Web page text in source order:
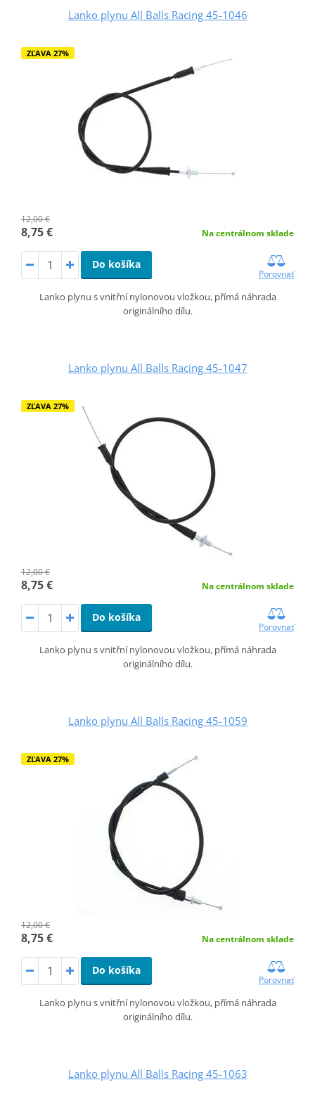
Lanko plynu All Balls Racing 45-1046
ZĽAVA 27%
12,00 €
8,75 € Na centrálnom sklade
Do košíka
Porovnať
Lanko plynu s vnitřní nylonovou vložkou, přímá náhrada
originálního dílu.
Lanko plynu All Balls Racing 45-1047
ZĽAVA 27%
12,00 €
8,75 € Na centrálnom sklade
Do košíka
Porovnať
Lanko plynu s vnitřní nylonovou vložkou, přímá náhrada
originálního dílu.
Lanko plynu All Balls Racing 45-1059
ZĽAVA 27%
12,00 €
8,75 € Na centrálnom sklade
Do košíka
Porovnať
Lanko plynu s vnitřní nylonovou vložkou, přímá náhrada
originálního dílu.
Lanko plynu All Balls Racing 45-1063